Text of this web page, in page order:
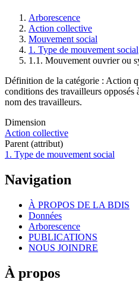
Fil
d'Ariane
Arborescence
Action collective
Mouvement social
1. Type de mouvement social
1.1. Mouvement ouvrier ou
Définition de la catégorie : Action
conditions des travailleurs opposés
nom des travailleurs.
Dimension
Action collective
Parent (attribut)
1. Type de mouvement social
Navigation
À PROPOS DE LA BDIS
Données
Arborescence
PUBLICATIONS
NOUS JOINDRE
À propos